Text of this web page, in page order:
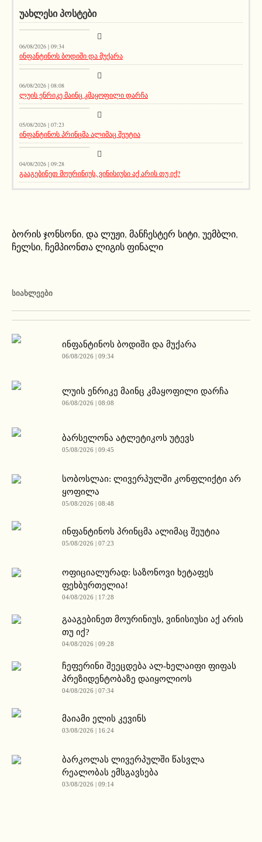
ᲣᲐᲮᲚᲔᲡᲘ ᲞᲝᲡᲢᲔᲑᲘ
06/08/2026 | 09:34
ინფანტინოს ბოდიში და მუქარა
მთავარი ამბავი
06/08/2026 | 08:08
ლუის ენრიკე მაინც კმაყოფილი დარჩა
აქეთურ-იქითური
05/08/2026 | 07:23
ინფანტინოს პრინცმა ალიმაც შეუტია
აქეთურ-იქითური
04/08/2026 | 09:28
გააგებინეთ მოურინიუს, ვინისიუსი აქ არის თუ იქ?
ბორის ჯონსონი, და ლუჟი, მანჩესტერ სიტი, უემბლი,
ჩელსი, ჩემპიონთა ლიგის ფინალი
ᲡᲘᲐᲮᲚᲔᲔᲑᲘ
ინფანტინოს ბოდიში და მუქარა
06/08/2026 | 09:34
ლუის ენრიკე მაინც კმაყოფილი დარჩა
06/08/2026 | 08:08
ბარსელონა ატლეტიკოს უტევს
05/08/2026 | 09:45
სობოსლაი: ლივერპულში კონფლიქტი არ
ყოფილა
05/08/2026 | 08:48
ინფანტინოს პრინცმა ალიმაც შეუტია
05/08/2026 | 07:23
ოფიციალურად: საზონოვი ხეტაფეს
ფეხბურთელია!
04/08/2026 | 17:28
გააგებინეთ მოურინიუს, ვინისიუსი აქ არის
თუ იქ?
04/08/2026 | 09:28
ჩეფერინი შეეცდება ალ-ხელაიფი ფიფას
პრეზიდენტობაზე დაიყოლიოს
04/08/2026 | 07:34
მაიამი ელის კევინს
03/08/2026 | 16:24
ბარკოლას ლივერპულში წასვლა
რეალობას ემსგავსება
03/08/2026 | 09:14